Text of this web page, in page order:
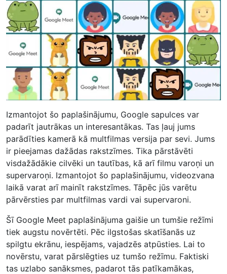
Izmantojot šo paplašinājumu, Google sapulces var
padarīt jautrākas un interesantākas. Tas ļauj jums
parādīties kamerā kā multfilmas versija par sevi. Jums
ir pieejamas dažādas rakstzīmes. Tika pārstāvēti
visdažādākie cilvēki un tautības, kā arī filmu varoņi un
supervaroņi. Izmantojot šo paplašinājumu, videozvana
laikā varat arī mainīt rakstzīmes. Tāpēc jūs varētu
pārvērsties par multfilmas vardi vai supervaroni.
Šī Google Meet paplašinājuma gaišie un tumšie režīmi
tiek augstu novērtēti. Pēc ilgstošas ​​skatīšanās uz
spilgtu ekrānu, iespējams, vajadzēs atpūsties. Lai to
novērstu, varat pārslēgties uz tumšo režīmu. Faktiski
tas uzlabo sanāksmes, padarot tās patīkamākas,